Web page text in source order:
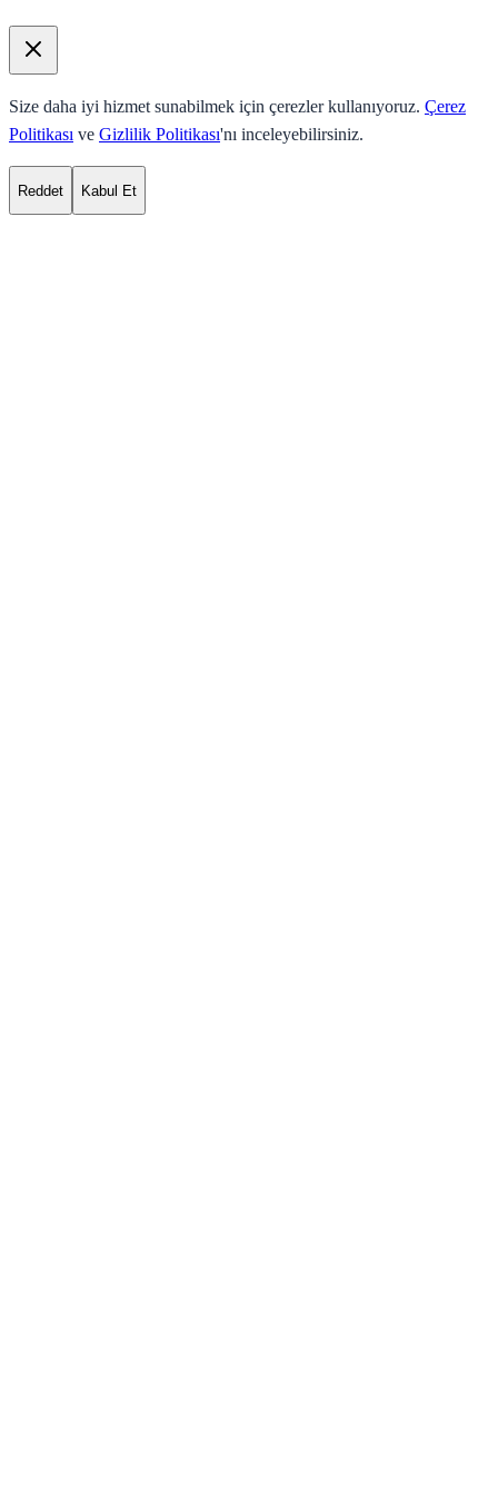
Size daha iyi hizmet sunabilmek için çerezler kullanıyoruz. Çerez
Politikası ve Gizlilik Politikası'nı inceleyebilirsiniz.
Reddet Kabul Et